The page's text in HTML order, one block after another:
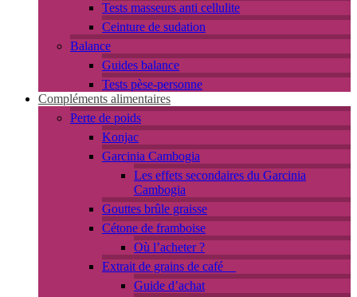
Tests masseurs anti cellulite
Ceinture de sudation
Balance
Guides balance
Tests pèse-personne
Compléments alimentaires
Perte de poids
Konjac
Garcinia Cambogia
Les effets secondaires du Garcinia
Cambogia
Gouttes brûle graisse
Cétone de framboise
Où l’acheter ?
Extrait de grains de café
Guide d’achat